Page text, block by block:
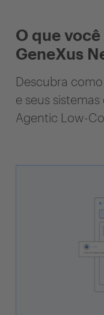
O que
GeneXus
Descubra
e seus
Agentic Low-